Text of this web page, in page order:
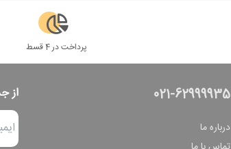
پرداخت در 4 قسط
021-62999935
درباره ما
از